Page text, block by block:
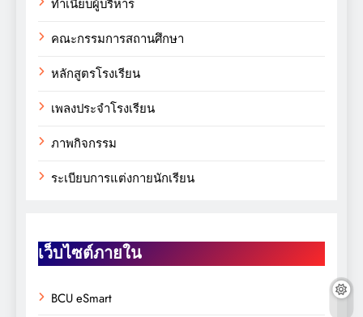
ทำเนียบผู้บริหาร
คณะกรรมการสถานศึกษา
หลักสูตรโรงเรียน
เพลงประจำโรงเรียน
ภาพกิจกรรม
ระเบียบการแต่งกายนักเรียน
เว็บไซต์ภายใน
BCU eSmart